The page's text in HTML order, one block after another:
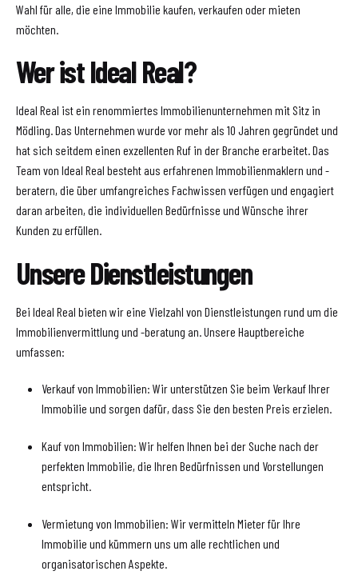
Wahl für alle, die eine Immobilie kaufen, verkaufen oder mieten
möchten.
Wer ist Ideal Real?
Ideal Real ist ein renommiertes Immobilienunternehmen mit Sitz in
Mödling. Das Unternehmen wurde vor mehr als 10 Jahren gegründet und
hat sich seitdem einen exzellenten Ruf in der Branche erarbeitet. Das
Team von Ideal Real besteht aus erfahrenen Immobilienmaklern und -
beratern, die über umfangreiches Fachwissen verfügen und engagiert
daran arbeiten, die individuellen Bedürfnisse und Wünsche ihrer
Kunden zu erfüllen.
Unsere Dienstleistungen
Bei Ideal Real bieten wir eine Vielzahl von Dienstleistungen rund um die
Immobilienvermittlung und -beratung an. Unsere Hauptbereiche
umfassen:
Verkauf von Immobilien: Wir unterstützen Sie beim Verkauf Ihrer
Immobilie und sorgen dafür, dass Sie den besten Preis erzielen.
Kauf von Immobilien: Wir helfen Ihnen bei der Suche nach der
perfekten Immobilie, die Ihren Bedürfnissen und Vorstellungen
entspricht.
Vermietung von Immobilien: Wir vermitteln Mieter für Ihre
Immobilie und kümmern uns um alle rechtlichen und
organisatorischen Aspekte.